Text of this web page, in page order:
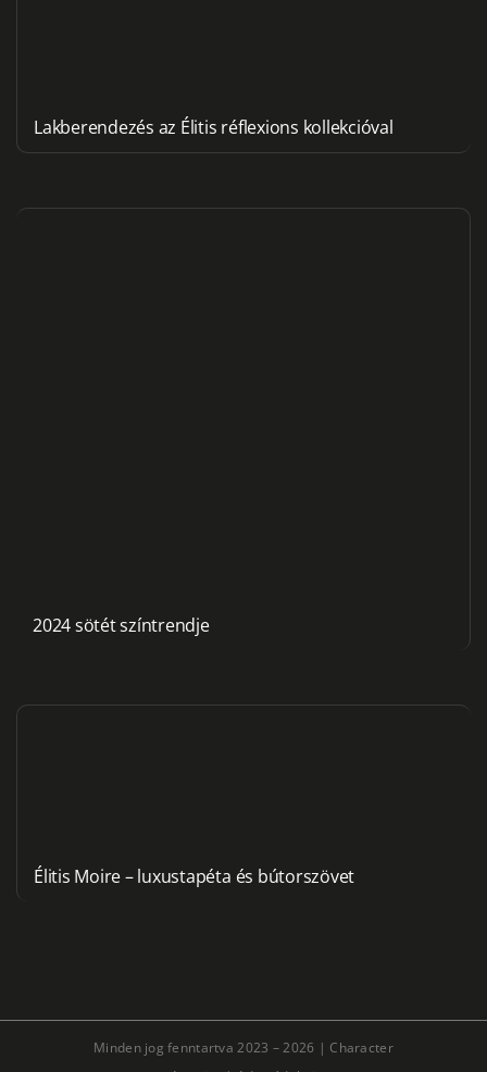
Lakberendezés az Élitis réflexions kollekcióval
2024 sötét színtrendje
Élitis Moire – luxustapéta és bútorszövet
Minden jog fenntartva 2023 – 2026 | Character